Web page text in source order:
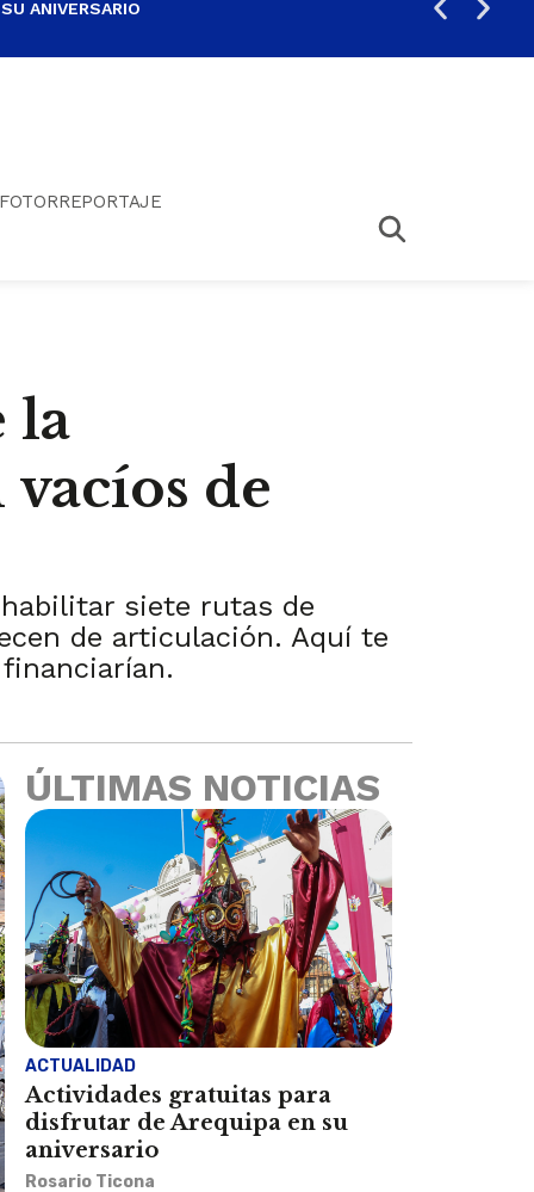
ANIVERSARIO
la
de
siete rutas de
de articulación. Aquí te
ÚLTIMAS NOTICIAS
ACTUALIDAD
Actividades gratuitas para
disfrutar de Arequipa en su
aniversario
Rosario Ticona